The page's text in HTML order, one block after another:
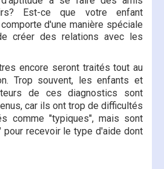
Est-ce que votre enfant
d'une manière spéciale
créer des relations avec les
encore seront traités tout au
Trop souvent, les enfants et
de ces diagnostics sont
car ils ont trop de difficultés
comme "typiques", mais sont
pour recevoir le type d'aide dont